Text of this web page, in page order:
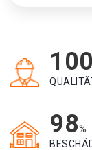
100
98%